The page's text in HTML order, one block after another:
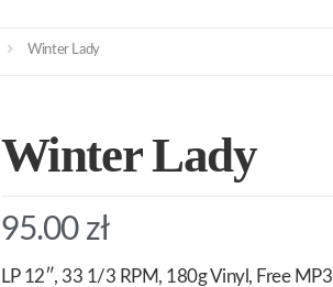
Winter Lady
Winter Lady
95.00 zł
LP 12″, 33 1/3 RPM, 180g Vinyl, Free MP3